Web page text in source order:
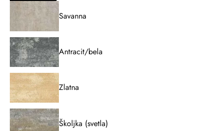
Savanna
Antracit/bela
Zlatna
Školjka (svetla)